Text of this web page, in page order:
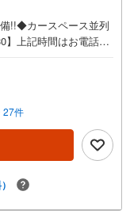
!!◆カースペース並列
】上記時間はお電話が
ンが心配、買い替え
気軽にお電話くださ
現地を見学する」ボ
ムーズです。弊社は1
・埼玉エリアに13店
を突破し、数多くの実
安心感をお持ち頂け
27件